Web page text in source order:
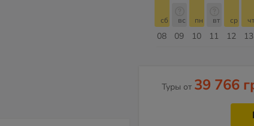
08
сб
09
вс
10
пн
11
вт
12
ср
13
чт
Туры от 39 766